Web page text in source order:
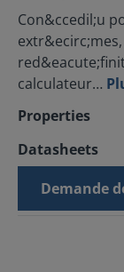
Con&ccedil;u
calculateur…
Properties
Datasheets
Demande